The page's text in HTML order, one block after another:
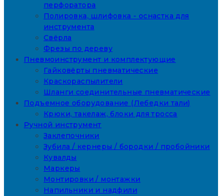
перфоратора
Полировка, шлифовка - оснастка для
инструмента
Свёрла
Фрезы по дереву
Пневмоинструмент и комплектующие
Гайковёрты пневматические
Краскораспылители
Шланги соединительные пневматические
Подъемное оборудование (Лебедки тали)
Крюки, такелаж, блоки для тросса
Ручной инструмент
Заклепочники
Зубила / кернеры / бородки / пробойники
Кувалды
Маркеры
Монтировки / монтажки
Напильники и надфили